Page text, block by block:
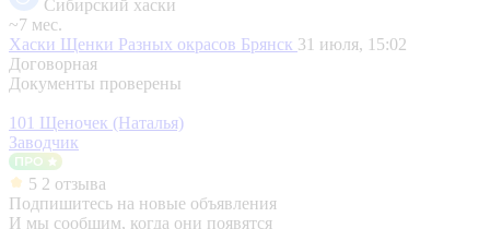
Сибирский хаски
~7 мес.
Хаски Щенки Разных окрасов Брянск 31 июля, 15:02
Договорная
Документы проверены
101 Щеночек (Наталья)
Заводчик
5 2 отзыва
Подпишитесь на новые объявления
И мы сообщим, когда они появятся